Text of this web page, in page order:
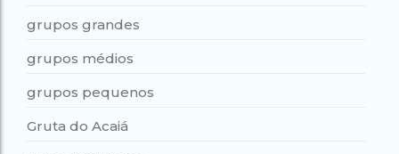
grupos grandes
grupos médios
grupos pequenos
Gruta do Acaiá